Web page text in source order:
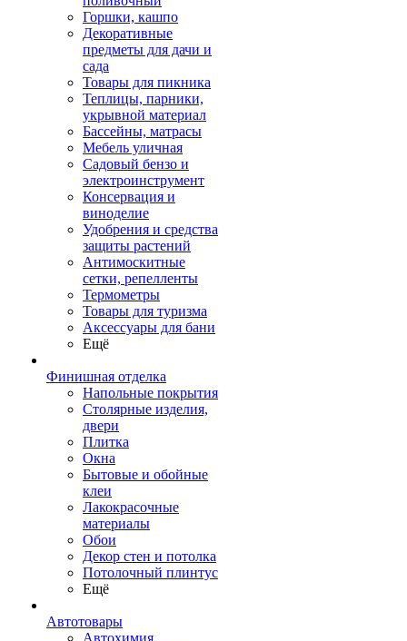
Горшки, кашпо
Декоративные
предметы для дачи и
сада
Товары для пикника
Теплицы, парники,
укрывной материал
Бассейны, матрасы
Мебель уличная
Садовый бензо и
электроинструмент
Консервация и
виноделие
Удобрения и средства
защиты растений
Антимоскитные
сетки, репелленты
Термометры
Товары для туризма
Аксессуары для бани
Ещё
Финишная отделка
Напольные покрытия
Столярные изделия,
двери
Плитка
Окна
Бытовые и обойные
клеи
Лакокрасочные
материалы
Обои
Декор стен и потолка
Потолочный плинтус
Ещё
Автотовары
Автохимия